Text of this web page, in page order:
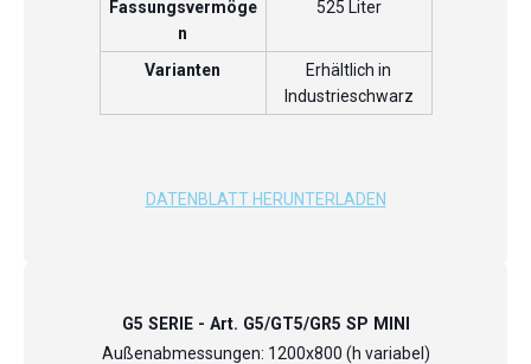
Fassungsvermöge
n
525 Liter
Varianten
Erhältlich in
Industrieschwarz
DATENBLATT HERUNTERLADEN
G5 SERIE - Art. G5/GT5/GR5 SP MINI
Außenabmessungen: 1200x800 (h variabel)